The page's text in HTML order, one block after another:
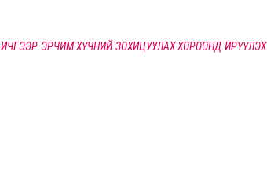
ЭРЧИМ ХҮЧНИЙ ЗОХИЦУУЛАХ ХОРООНД ИРҮҮЛЭХ